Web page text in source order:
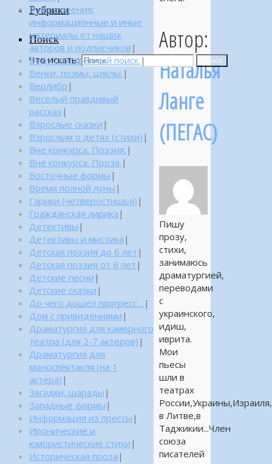
Рубрики
Поиск
Что искать: Поиск
Автор:
Наталья
Ланге
(ПЕГАС)
Пишу
прозу,
стихи,
занимаюсь
драматургией,
переводами
с
украинского,
идиш,
иврита.
Мои
пьесы
шли в
театрах
России,Украины,Израиля,
в Литве,в
Таджикии...Член
союза
писателей
В поле зрения:
информационные и иные
материалы от наших
авторов и подписчиков |
Веду собственный поиск. |
Венки, поэмы, циклы. |
Верлибр |
Веселый правдивый
рассказ |
Взрослые сказки |
Взрослым о детях (стихи) |
Вне конкурса. Поэзия. |
Вне конкурса. Проза. |
Восточные формы |
Время полной луны |
Гарики (четверостишья) |
Гражданская лирика |
Детективы |
Детективы и мистика |
Детская поэзия до 6 лет |
Детская поэзия от 6 лет |
Детские песни |
Детские сказки |
До чего дошел прогресс… |
Дом с привидениями |
Драматургия для камерного
театра (для 2-7 актеров) |
Драматургия для
моноспектакля (на 1
актера) |
Загадки, шарады |
Западные формы |
Информация из прессы |
Иронические и
юмористические стихи |
Историческая проза |